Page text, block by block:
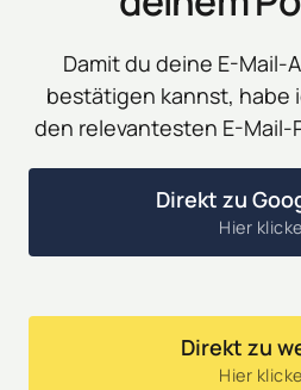
Damit du deine E-Mail-
bestätigen kannst, habe
den relevantesten E-
Direkt zu
Hier
Direkt zu
Hier